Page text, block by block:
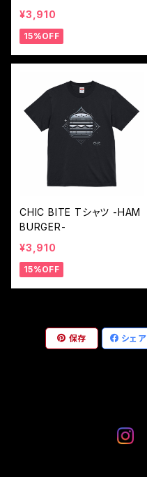
¥3,910
15%OFF
CHIC BITE Tシャツ -HAM
BURGER-
¥3,910
15%OFF
保存 シェア